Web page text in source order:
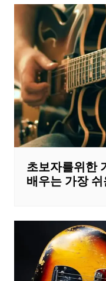
초보자를위한
배우는 가장